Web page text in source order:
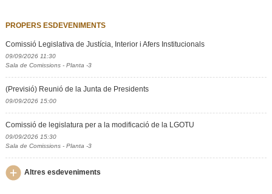
PROPERS ESDEVENIMENTS
Comissió Legislativa de Justícia, Interior i Afers Institucionals
09/09/2026 11:30
Sala de Comissions - Planta -3
(Previsió) Reunió de la Junta de Presidents
09/09/2026 15:00
Comissió de legislatura per a la modificació de la LGOTU
09/09/2026 15:30
Sala de Comissions - Planta -3
Altres esdeveniments